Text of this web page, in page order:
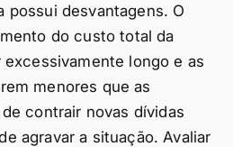
possui desvantagens. O
do custo total da
longo e as
menores que as
contrair novas dívidas
agravar a situação. Avaliar